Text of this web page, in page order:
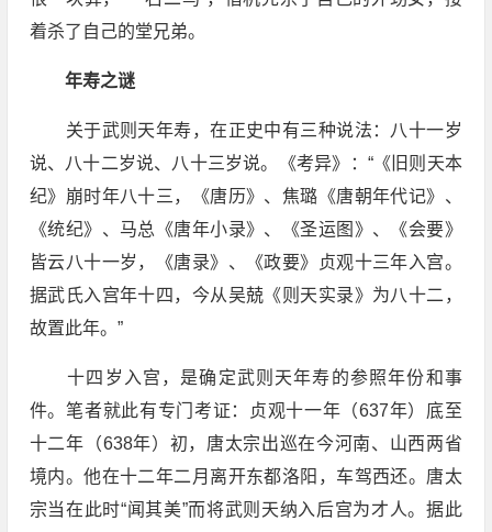
着杀了自己的堂兄弟。
年寿之谜
关于武则天年寿，在正史中有三种说法：八十一岁
说、八十二岁说、八十三岁说。《考异》：“《旧则天本
纪》崩时年八十三，《唐历》、焦璐《唐朝年代记》、
《统纪》、马总《唐年小录》、《圣运图》、《会要》
皆云八十一岁，《唐录》、《政要》贞观十三年入宫。
据武氏入宫年十四，今从吴兢《则天实录》为八十二，
故置此年。”
十四岁入宫，是确定武则天年寿的参照年份和事
件。笔者就此有专门考证：贞观十一年（637年）底至
十二年（638年）初，唐太宗出巡在今河南、山西两省
境内。他在十二年二月离开东都洛阳，车驾西还。唐太
宗当在此时“闻其美”而将武则天纳入后宫为才人。据此